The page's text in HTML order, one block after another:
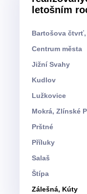
letošním
Bartošova
Centrum města
Jižní Svahy
Kudlov
Lužkovice
Mokrá, Zlínské
Prštné
Příluky
Salaš
Štípa
Zálešná, Kúty